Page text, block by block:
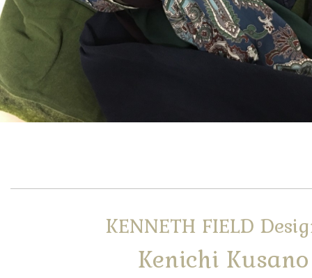
KENNETH FIELD
Kenichi Kusano